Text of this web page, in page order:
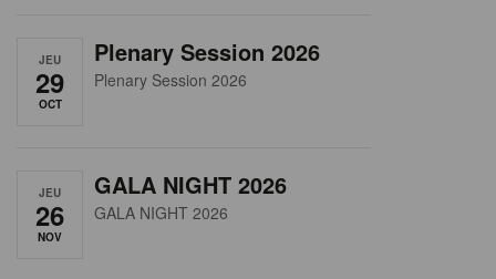
JEU
29
OCT
Plenary Session 2026
Plenary Session 2026
JEU
26
NOV
GALA NIGHT 2026
GALA NIGHT 2026